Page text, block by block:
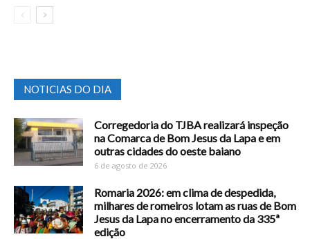
NOTICIAS DO DIA
Corregedoria do TJBA realizará inspeção
na Comarca de Bom Jesus da Lapa e em
outras cidades do oeste baiano
6 de agosto de 2026
Romaria 2026: em clima de despedida,
milhares de romeiros lotam as ruas de Bom
Jesus da Lapa no encerramento da 335ª
edição